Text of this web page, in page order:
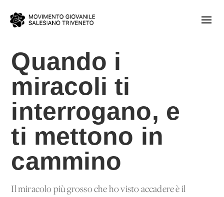
Quando i
miracoli ti
interrogano, e
ti mettono in
cammino
Il miracolo più grosso che ho visto accadere è il